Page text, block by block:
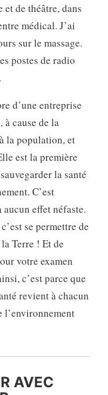
et de théâtre, dans
médical. J’ai
sur le massage.
postes de radio
d’une entreprise
cause de la
la population, et
est la première
la santé
C’est
effet néfaste.
se permettre de
Terre ! Et de
votre examen
c’est parce que
revient à chacun
l’environnement
AVEC